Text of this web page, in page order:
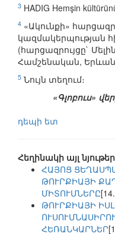
3 HADIG Hemşin
4 «Ակունքի»
կազմակերպության
(հարցազրույցը`
Համշենական, Երևան,
5 Նույն տեղում։
«Գլոբուս»
դեպի ետ
Հեղինակի այլ նյութեր
ՀԱՅՈՑ
ԹՈՒՐՔԻԱՅԻ
ՄԻՏՈՒՄՆԵՐԸ
ԹՈՒՐՔԻԱՅԻ
ՀԵՌԱՆԿԱՐՆԵՐ